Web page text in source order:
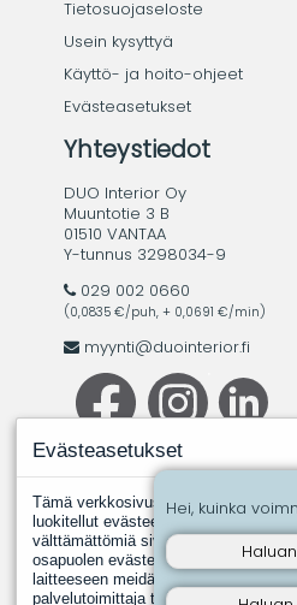
Tietosuojaseloste
Usein kysyttyä
Käyttö- ja hoito-ohjeet
Evästeasetukset
Yhteystiedot
DUO Interior Oy
Muuntotie 3 B
01510 VANTAA
Y-tunnus 3298034-9
029 002 0660
(0,0835 €/puh, + 0,0691 €/min)
myynti@duointerior.fi
Hei, kuinka
Evästeasetukset
Tämä verkkosivusto käyttää
luokitellut evästeet tallennetaan
välttämättömiä sivuston
osapuolen evästeet ovat evästeitä,
laitteeseen meidän puolestamme.
palvelutoimittaja tuottaa meille